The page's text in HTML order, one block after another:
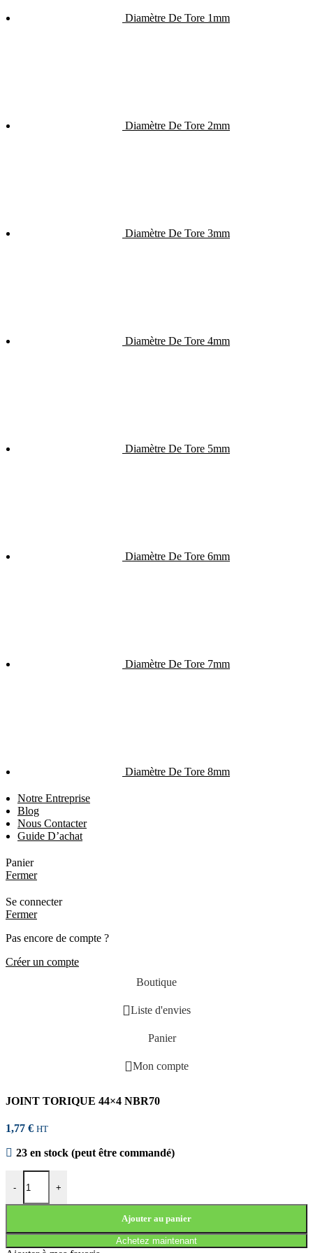
Diamètre De Tore 1mm
Diamètre De Tore 2mm
Diamètre De Tore 3mm
Diamètre De Tore 4mm
Diamètre De Tore 5mm
Diamètre De Tore 6mm
Diamètre De Tore 7mm
Diamètre De Tore 8mm
Notre Entreprise
Blog
Nous Contacter
Guide D’achat
Panier
Fermer
Se connecter
Fermer
Pas encore de compte ?
Créer un compte
Boutique
Liste d'envies
Panier
Mon compte
JOINT TORIQUE 44×4 NBR70
1,77 € HT
23 en stock (peut être commandé)
-
quantité de JOINT TORIQUE 44x4 NBR70
+
Ajouter au panier
Achetez maintenant